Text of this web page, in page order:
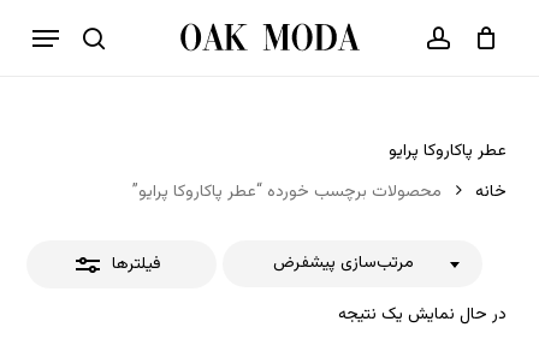
جستجو حساب کاربری
فهرست
سبد خرید بستن
عطر پاکاروکا پرایو
خانه
محصولات برچسب خورده “عطر پاکاروکا پرایو”
فیلترها
در حال نمایش یک نتیجه
مرتب‌سازی پیشفرض
بستن